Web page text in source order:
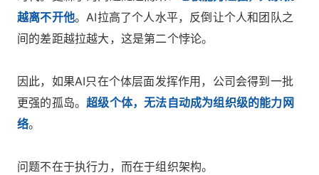
越离不开他。AI拉高了个人水平，反倒让个人和团队之
间的差距越拉越大，这是第二个悖论。
因此，如果AI只在个体层面发挥作用，公司会得到一批
更强的孤岛。超级个体，无法自动成为组织级的能力网
络。
问题不在于执行力，而在于组织架构。